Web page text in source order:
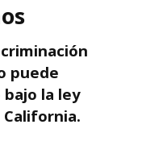
puede
la ley